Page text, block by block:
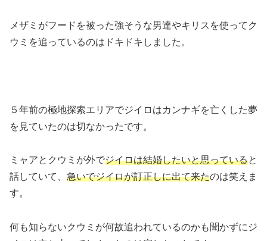
メザミがフードを被った強そうな男達やキリスを使ってク
ウミを追っているのはドキドキしました。
５年前の極地探索エリアでジイロはカンナギを亡くした夢
を見ていたのは切なかったです。
ミャアとクウミが外でジイロは結婚したいと思っていると
話していて、 急いでジイロが訂正しに出て来たのは笑えま
す。
何も知らないクウミが何故追われているのかも聞かずにジ